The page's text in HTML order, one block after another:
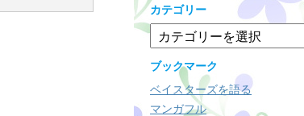
カ
イ
ブ
カテゴリー
カ
テ
ゴ
ー
ブックマーク
ベイスターズを語る
マンガフル